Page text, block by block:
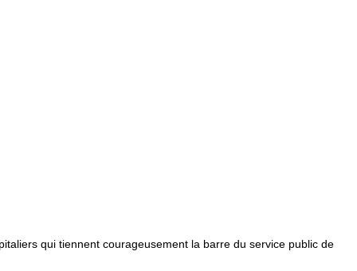
qui tiennent courageusement la barre du service public de